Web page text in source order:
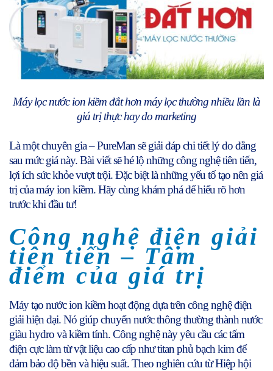
Máy lọc nước ion kiềm đắt hơn máy lọc thường nhiều lần là
giá trị thực hay do marketing
Là một chuyên gia – PureMan sẽ giải đáp chi tiết lý do đằng
sau mức giá này. Bài viết sẽ hé lộ những công nghệ tiên tiến,
lợi ích sức khỏe vượt trội. Đặc biệt là những yếu tố tạo nên giá
trị của máy ion kiềm. Hãy cùng khám phá để hiểu rõ hơn
trước khi đầu tư!
Công nghệ điện giải
tiên tiến – Tâm
điểm của giá trị
Máy tạo nước ion kiềm hoạt động dựa trên công nghệ điện
giải hiện đại. Nó giúp chuyển nước thông thường thành nước
giàu hydro và kiềm tính. Công nghệ này yêu cầu các tấm
điện cực làm từ vật liệu cao cấp như titan phủ bạch kim để
đảm bảo độ bền và hiệu suất. Theo nghiên cứu từ Hiệp hội